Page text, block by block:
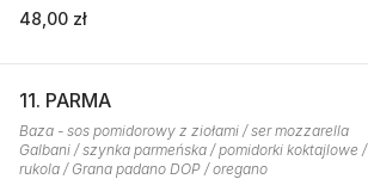
48,00 zł
11. PARMA
Baza - sos pomidorowy z ziołami / ser mozzarella
Galbani / szynka parmeńska / pomidorki koktajlowe /
rukola / Grana padano DOP / oregano